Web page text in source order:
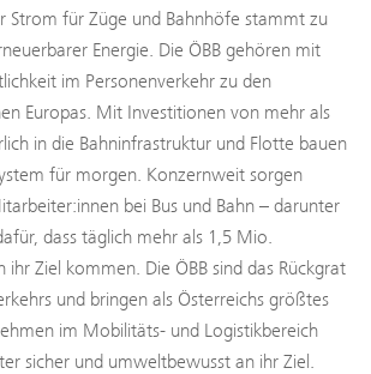
Strom für Züge und Bahnhöfe stammt zu
Energie. Die ÖBB gehören mit
im Personenverkehr zu den
Europas. Mit Investitionen von mehr als
in die Bahninfrastruktur und Flotte bauen
für morgen. Konzernweit sorgen
bei Bus und Bahn – darunter
dass täglich mehr als 1,5 Mio.
ihr Ziel kommen. Die ÖBB sind das Rückgrat
und bringen als Österreichs größtes
im Mobilitäts- und Logistikbereich
sicher und umweltbewusst an ihr Ziel.